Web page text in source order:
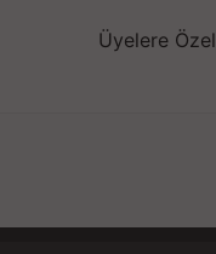
Üyelere Özel